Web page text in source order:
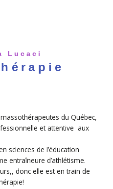
Lucaci
du Québec,
et attentive aux
sciences de l’éducation
entraîneure d’athlétisme.
donc elle est en train de